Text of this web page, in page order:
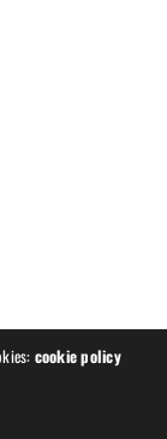
cookie policy